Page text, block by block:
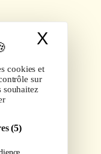
cookies et
sur
souhaitez
(5)
X